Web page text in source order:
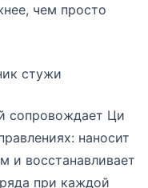
чем просто
стужи
сопровождает Ци
наносит
и восстанавливает
при каждой